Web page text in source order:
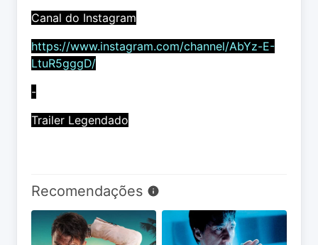
Canal do Instagram
https://www.instagram.com/channel/AbYz-E-
LtuR5gggD/
-
Trailer Legendado
Recomendações